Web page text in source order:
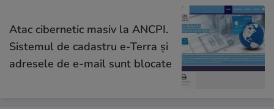
Atac cibernetic masiv la ANCPI.
Sistemul de cadastru e-Terra și
adresele de e-mail sunt blocate